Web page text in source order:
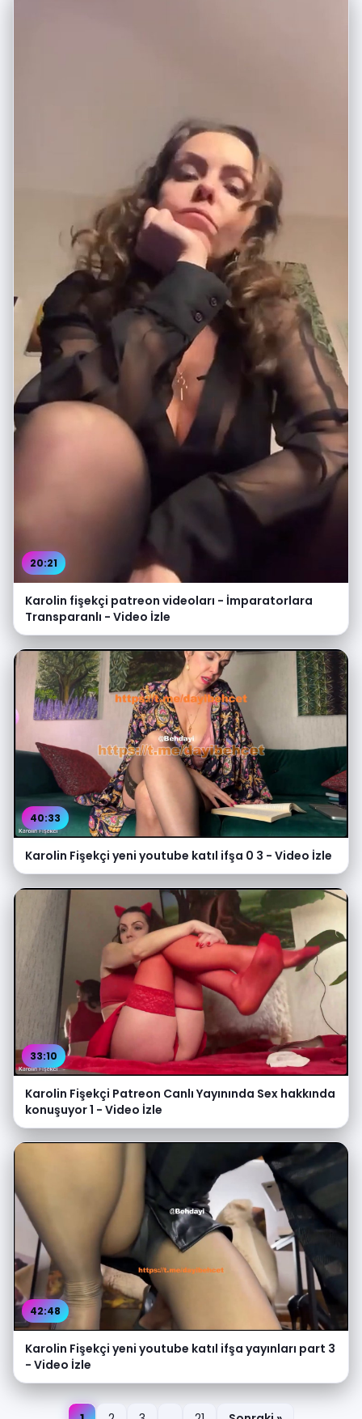
20:21
Karolin fişekçi patreon videoları - İmparatorlara
Transparanlı - Video İzle
40:33
Karolin Fişekçi yeni youtube katıl ifşa 0 3 - Video İzle
33:10
Karolin Fişekçi Patreon Canlı Yayınında Sex hakkında
konuşuyor 1 - Video İzle
42:48
Karolin Fişekçi yeni youtube katıl ifşa yayınları part 3
- Video İzle